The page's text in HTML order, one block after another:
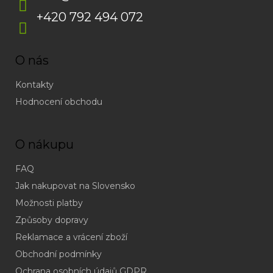
+420 792 494 072
O nás
Kontakty
Hodnocení obchodu
O nákupu
FAQ
Jak nakupovat na Slovensko
Možnosti platby
Způsoby dopravy
Reklamace a vrácení zboží
Obchodní podmínky
(odpověď
do